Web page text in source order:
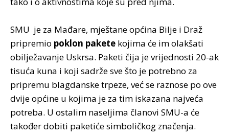
SMU je za Mađare, mještane općina Bilje i Draž
pripremio poklon pakete kojima će im olakšati
obilježavanje Uskrsa. Paketi čija je vrijednosti 20-ak
tisuća kuna i koji sadrže sve što je potrebno za
pripremu blagdanske trpeze, već se raznose po ove
dvije općine u kojima je za tim iskazana najveća
potreba. U ostalim naseljima članovi SMU-a će
također dobiti paketiće simboličkog značenja.